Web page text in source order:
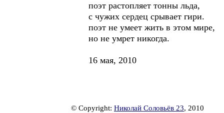
поэт растопляет тонны льда,
с чужих сердец срывает гири.
поэт не умеет жить в этом мире,
но не умрет никогда.
16 мая, 2010
© Copyright: Николай Соловьёв 23, 2010